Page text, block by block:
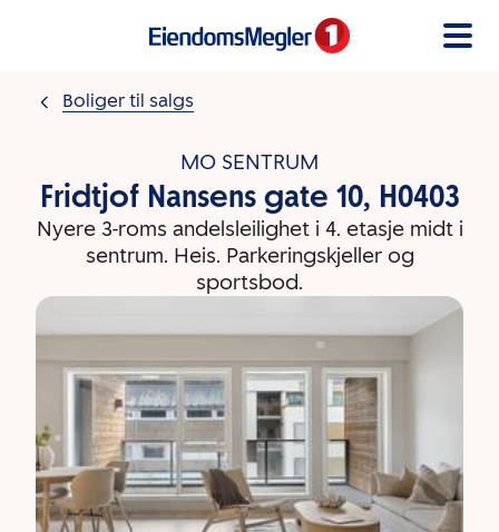
Boliger til salgs
MO SENTRUM
Fridtjof Nansens gate 10, H0403
Nyere 3-roms andelsleilighet i 4. etasje midt i
sentrum. Heis. Parkeringskjeller og
sportsbod.